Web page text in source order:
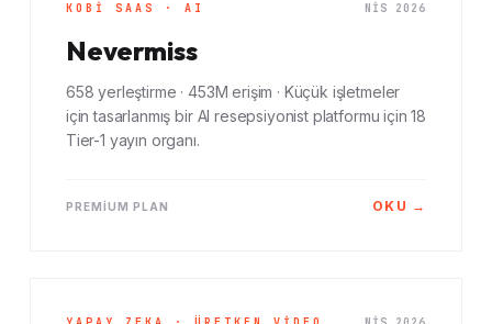
KOBİ SAAS · AI NIS 2026
Nevermiss
658 yerleştirme · 453M erişim · Küçük işletmeler
için tasarlanmış bir AI resepsiyonist platformu için 18
Tier-1 yayın organı.
PREMIUM PLAN OKU →